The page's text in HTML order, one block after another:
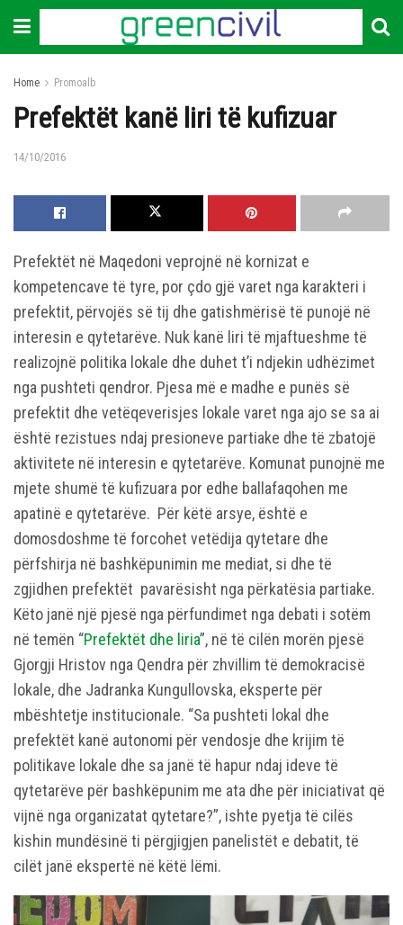
Home Promoalb
Prefektët kanë liri të kufizuar
14/10/2016
Prefektët në Maqedoni veprojnë në kornizat e
kompetencave të tyre, por çdo gjë varet nga karakteri i
prefektit, përvojës së tij dhe gatishmërisë të punojë në
interesin e qytetarëve. Nuk kanë liri të mjaftueshme të
realizojnë politika lokale dhe duhet t’i ndjekin udhëzimet
nga pushteti qendror. Pjesa më e madhe e punës së
prefektit dhe vetëqeverisjes lokale varet nga ajo se sa ai
është rezistues ndaj presioneve partiake dhe të zbatojë
aktivitete në interesin e qytetarëve. Komunat punojnë me
mjete shumë të kufizuara por edhe ballafaqohen me
apatinë e qytetarëve. Për këtë arsye, është e
domosdoshme të forcohet vetëdija qytetare dhe
përfshirja në bashkëpunimin me mediat, si dhe të
zgjidhen prefektët pavarësisht nga përkatësia partiake.
Këto janë një pjesë nga përfundimet nga debati i sotëm
në temën “Prefektët dhe liria”, në të cilën morën pjesë
Gjorgji Hristov nga Qendra për zhvillim të demokracisë
lokale, dhe Jadranka Kungullovska, eksperte për
mbështetje institucionale. “Sa pushteti lokal dhe
prefektët kanë autonomi për vendosje dhe krijim të
politikave lokale dhe sa janë të hapur ndaj ideve të
qytetarëve për bashkëpunim me ata dhe për iniciativat që
vijnë nga organizatat qytetare?”, ishte pyetja të cilës
kishin mundësinë ti përgjigjen panelistët e debatit, të
cilët janë ekspertë në këtë lëmi.